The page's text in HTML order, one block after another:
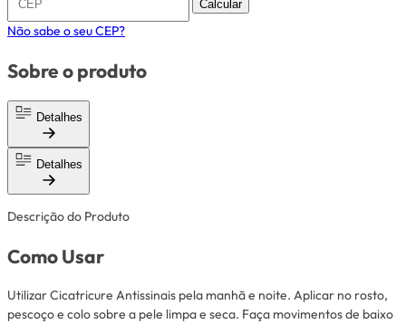
Calcular
Não sabe o seu CEP?
Sobre o produto
Detalhes
Detalhes
Descrição do Produto
Como Usar
Utilizar Cicatricure Antissinais pela manhã e noite. Aplicar no rosto,
pescoço e colo sobre a pele limpa e seca. Faça movimentos de baixo